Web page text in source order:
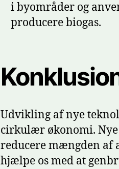
i byområder og
producere biogas.
Udvikling af nye
cirkulær økonomi.
reducere mængden af
hjælpe os med at